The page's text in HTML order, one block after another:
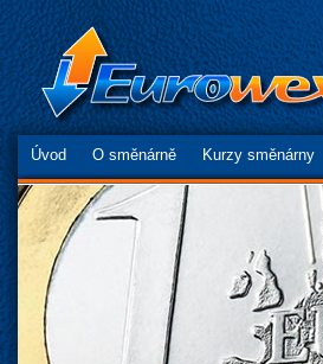
Úvod O směnárně Kurzy směnárny